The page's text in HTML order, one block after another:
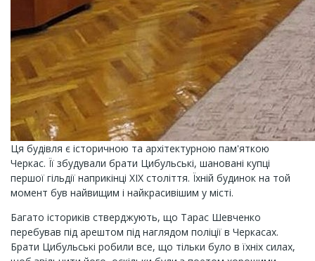
Ця будівля є історичною та архітектурною пам'яткою
Черкас. Її збудували брати Цибульські, шановані купці
першої гільдії наприкінці XIX століття. Їхній будинок на той
момент був найвищим і найкрасивішим у місті.
Багато істориків стверджують, що Тарас Шевченко
перебував під арештом під наглядом поліції в Черкасах.
Брати Цибульські робили все, що тільки було в їхніх силах,